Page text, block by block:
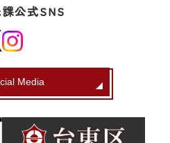
公式SNS
Media